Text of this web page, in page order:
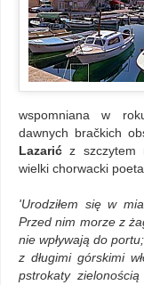
wspomniana w
dawnych bračkich
Lazarić z szczytem
wielki chorwacki poeta
'Urodziłem się w
Przed nim morze z
nie wpływają do
z długimi górskimi
pstrokaty